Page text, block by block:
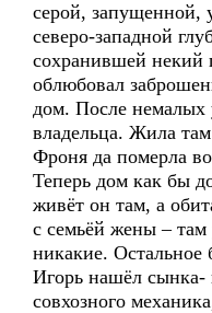
серой, запущенной,
северо-западной
сохранившей
облюбовал
дом. После немалых
владельца. Жила
Фроня да померла
Теперь дом как бы
живёт он там, а
с семьёй жены – там
никакие. Остальное
Игорь нашёл
совхозного